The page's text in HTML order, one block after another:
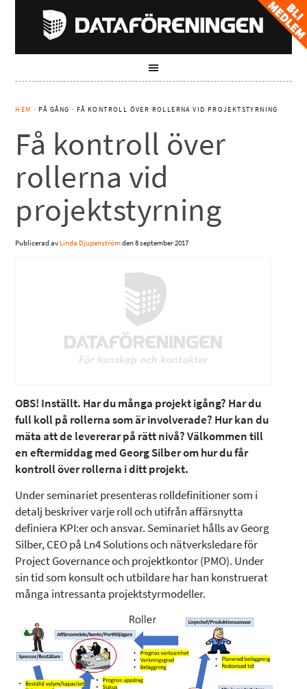
HEM · PÅ GÅNG · FÅ KONTROLL ÖVER ROLLERNA VID PROJEKTSTYRNING
Få kontroll över
rollerna vid
projektstyrning
Publicerad av Linda Djupenströmden8 september 2017
OBS! Inställt. Har du många projekt igång? Har du
full koll på rollerna som är involverade? Hur kan du
mäta att de levererar på rätt nivå? Välkommen till
en eftermiddag med Georg Silber om hur du får
kontroll över rollerna i ditt projekt.
Under seminariet presenteras rolldefinitioner som i
detalj beskriver varje roll och utifrån affärsnytta
definiera KPI:er och ansvar. Seminariet hålls av Georg
Silber, CEO på Ln4 Solutions och nätverksledare för
Project Governance och projektkontor (PMO). Under
sin tid som konsult och utbildare har han konstruerat
många intressanta projektstyrmodeller.